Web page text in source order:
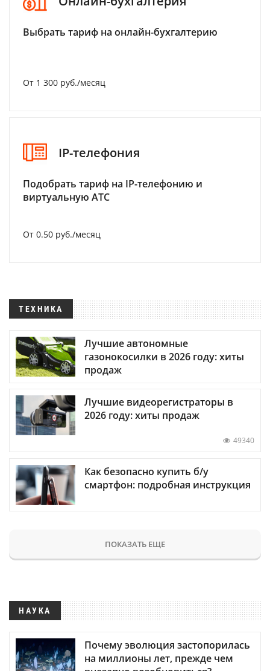
Выбрать тариф на онлайн-бухгалтерию
От 1 300 руб./месяц
IP-телефония
Подобрать тариф на IP-телефонию и
виртуальную АТС
От 0.50 руб./месяц
ТЕХНИКА
Лучшие автономные
газонокосилки в 2026 году: хиты
продаж
Лучшие видеорегистраторы в
2026 году: хиты продаж
49340
Как безопасно купить б/у
смартфон: подробная инструкция
ПОКАЗАТЬ ЕЩЕ
НАУКА
Почему эволюция застопорилась
на миллионы лет, прежде чем